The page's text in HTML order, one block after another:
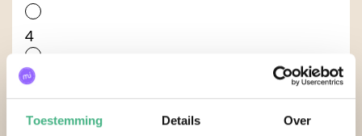
Toestemming Details Over
4
5
Ik voel me serieus genomen door anderen uit